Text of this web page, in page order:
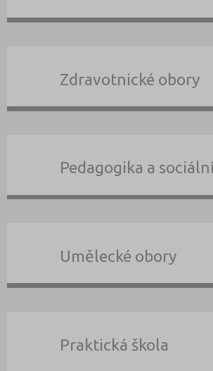
Zdravotnické obory
Pedagogika a
Umělecké obory
Praktická škola